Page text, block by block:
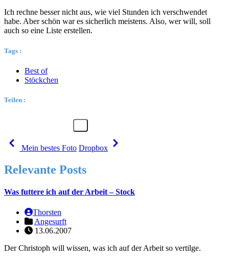
Ich rechne besser nicht aus, wie viel Stunden ich verschwendet
habe. Aber schön war es sicherlich meistens. Also, wer will, soll
auch so eine Liste erstellen.
Tags :
Best of
Stöckchen
Teilen :
Mein bestes Foto Dropbox
Relevante Posts
Was futtere ich auf der Arbeit – Stock
Thorsten
Angesurft
13.06.2007
Der Christoph will wissen, was ich auf der Arbeit so vertilge.